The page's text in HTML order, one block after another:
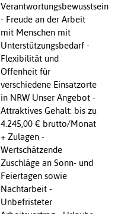
Verantwortungsbewusstsein
- Freude an der Arbeit
mit Menschen mit
Unterstützungsbedarf -
Flexibilität und
Offenheit für
verschiedene Einsatzorte
in NRW Unser Angebot -
Attraktives Gehalt: bis zu
4.245,00 € brutto/Monat
+ Zulagen -
Wertschätzende
Zuschläge an Sonn- und
Feiertagen sowie
Nachtarbeit -
Unbefristeter